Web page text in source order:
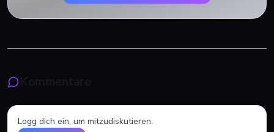
Logg dich ein, um mitzudiskutieren.